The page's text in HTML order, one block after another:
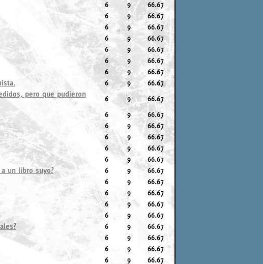
6 9
66.67
6 9
66.67
6 9
66.67
6 9
66.67
6 9
66.67
6 9
66.67
6 9
66.67
6 9
66.67
pero que pudieron
6 9
66.67
6 9
66.67
6 9
66.67
6 9
66.67
6 9
66.67
6 9
66.67
un libro suyo? 6 9
66.67
6 9
66.67
6 9
66.67
6 9
66.67
6 9
66.67
6 9
66.67
6 9
66.67
6 9
66.67
6 9
66.67